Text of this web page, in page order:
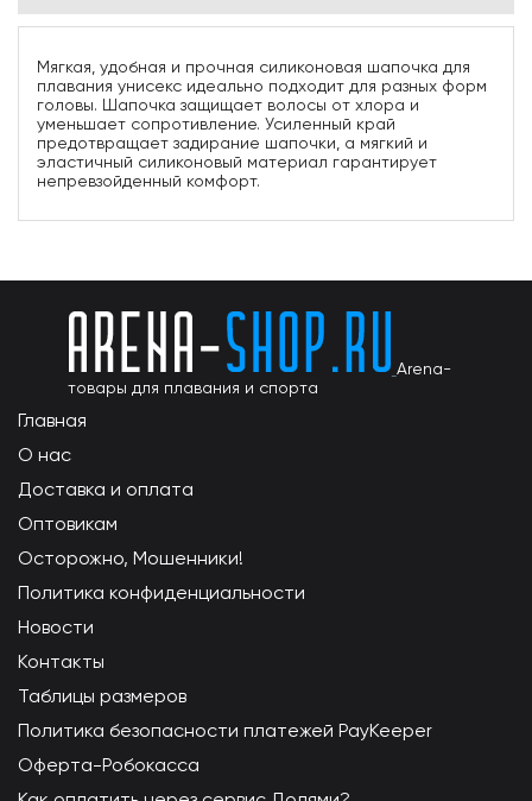
Мягкая, удобная и прочная силиконовая шапочка для
плавания унисекс идеально подходит для разных форм
головы. Шапочка защищает волосы от хлора и
уменьшает сопротивление. Усиленный край
предотвращает задирание шапочки, а мягкий и
эластичный силиконовый материал гарантирует
непревзойденный комфорт.
Arena-
товары для плавания и спорта
Главная
О нас
Доставка и оплата
Оптовикам
Осторожно, Мошенники!
Политика конфиденциальности
Новости
Контакты
Таблицы размеров
Политика безопасности платежей PayKeeper
Оферта-Робокасса